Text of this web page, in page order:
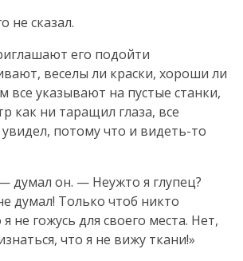
не сказал.
его подойти
веселы ли краски, хороши ли
все указывают на пустые станки,
как ни таращил глаза, все
потому что и видеть-то
думал он. — Неужто я глупец?
думал! Только чтоб никто
не гожусь для своего места. Нет,
что я не вижу ткани!»